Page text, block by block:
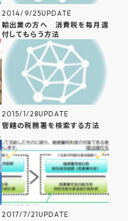
2014/9/25UPDATE
輸出業の方へ 消費税を毎月還
付してもらう方法
2015/1/28UPDATE
管轄の税務署を検索する方法
2017/7/21UPDATE